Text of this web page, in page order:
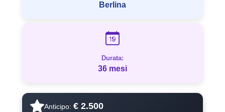
Berlina
Durata:
36 mesi
Anticipo: € 2.500